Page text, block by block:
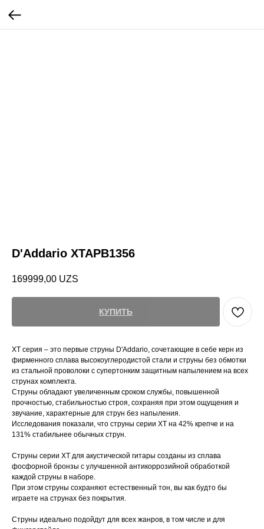
D'Addario XTAPB1356
169999,00 UZS
КУПИТЬ
XT серия – это первые струны D'Addario, сочетающие в себе керн из
фирменного сплава высокоуглеродистой стали и струны без обмотки
из стальной проволоки с супертонким защитным напылением на всех
струнах комплекта.
Струны обладают увеличенным сроком службы, повышенной
прочностью, стабильностью строя, сохраняя при этом ощущения и
звучание, характерные для струн без напыления.
Исследования показали, что струны серии XT на 42% крепче и на
131% стабильнее обычных струн.
Струны серии XT для акустической гитары созданы из сплава
фосфорной бронзы с улучшенной антикоррозийной обработкой
каждой струны в наборе.
При этом струны сохраняют естественный тон, вы как будто бы
играете на струнах без покрытия.
Струны идеально подойдут для всех жанров, в том числе и для